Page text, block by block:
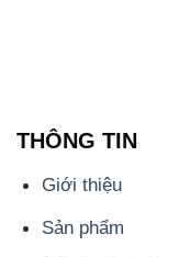
THÔNG TIN
Giới thiệu
Sản phẩm